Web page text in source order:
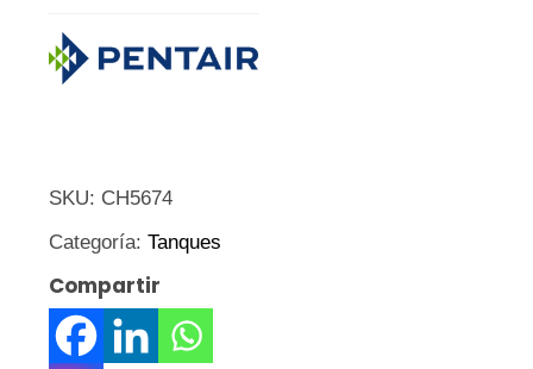
SKU: CH5674
Categoría:Tanques
Compartir